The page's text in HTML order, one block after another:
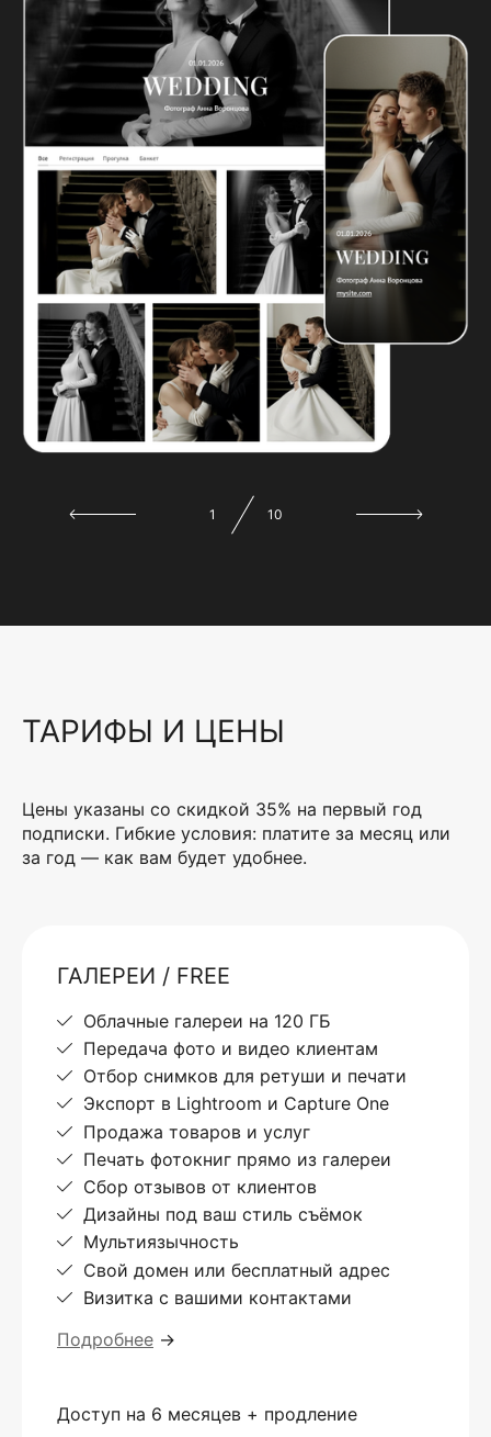
1 10
ТАРИФЫ И ЦЕНЫ
Цены указаны со скидкой 35% на первый год
подписки. Гибкие условия: платите за месяц или
за год — как вам будет удобнее.
ГАЛЕРЕИ / FREE
Облачные галереи на 120 ГБ
Передача фото и видео клиентам
Отбор снимков для ретуши и печати
Экспорт в Lightroom и Capture One
Продажа товаров и услуг
Печать фотокниг прямо из галереи
Сбор отзывов от клиентов
Дизайны под ваш стиль съёмок
Мультиязычность
Свой домен или бесплатный адрес
Визитка с вашими контактами
Подробнее →
Доступ на 6 месяцев + продление